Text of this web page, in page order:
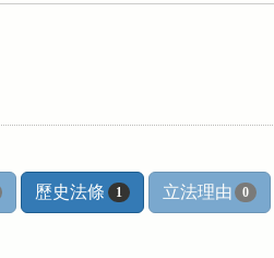
歷史法條 1 立法理由 0